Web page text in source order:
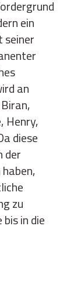
ein
an
Henry,
diese
der
zu
in die